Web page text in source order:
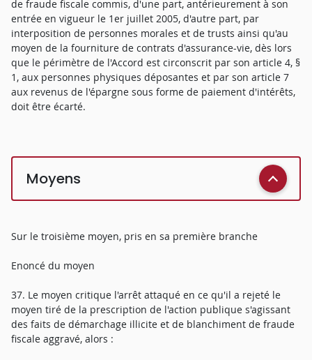
de fraude fiscale commis, d'une part, antérieurement à son
entrée en vigueur le 1er juillet 2005, d'autre part, par
interposition de personnes morales et de trusts ainsi qu'au
moyen de la fourniture de contrats d'assurance-vie, dès lors
que le périmètre de l'Accord est circonscrit par son article 4, §
1, aux personnes physiques déposantes et par son article 7
aux revenus de l'épargne sous forme de paiement d'intérêts,
doit être écarté.
Moyens
Sur le troisième moyen, pris en sa première branche
Enoncé du moyen
37. Le moyen critique l'arrêt attaqué en ce qu'il a rejeté le
moyen tiré de la prescription de l'action publique s'agissant
des faits de démarchage illicite et de blanchiment de fraude
fiscale aggravé, alors :